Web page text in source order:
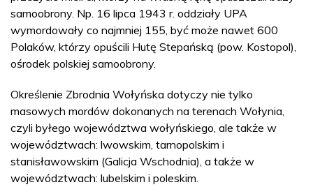
samoobrony. Np. 16 lipca 1943 r. oddziały UPA
wymordowały co najmniej 155, być może nawet 600
Polaków, którzy opuścili Hutę Stepańską (pow. Kostopol),
ośrodek polskiej samoobrony.
Określenie Zbrodnia Wołyńska dotyczy nie tylko
masowych mordów dokonanych na terenach Wołynia,
czyli byłego województwa wołyńskiego, ale także w
województwach: lwowskim, tarnopolskim i
stanisławowskim (Galicja Wschodnia), a także w
województwach: lubelskim i poleskim.